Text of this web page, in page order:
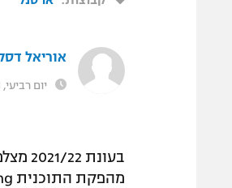
אוריאל
יום רביעי, 17:01, 20.05.26